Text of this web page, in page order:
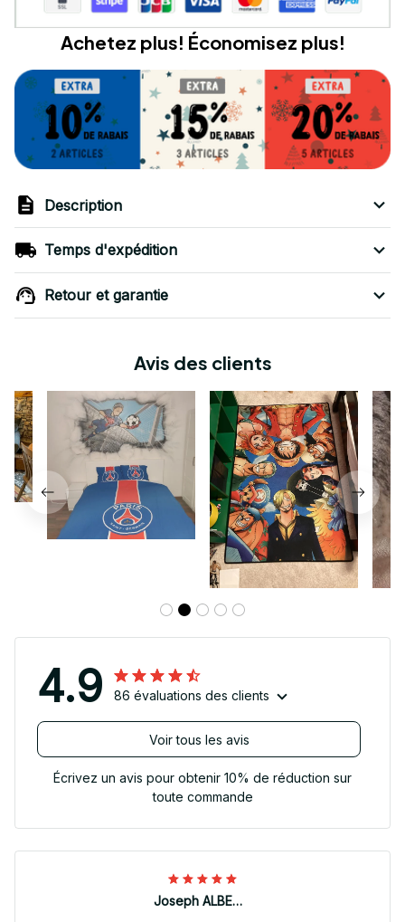
Achetez plus! Économisez plus!
Description
Temps d'expédition
Retour et garantie
Avis des clients
4.9 86 évaluations des clients
Voir tous les avis
Écrivez un avis pour obtenir 10% de réduction sur
toute commande
Joseph ALBERTINI